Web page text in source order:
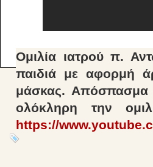
Ομιλία ιατρού π.
παιδιά με αφορμή
μάσκας. Απόσπασμα
ολόκληρη την
https://